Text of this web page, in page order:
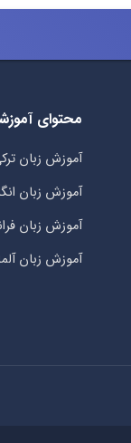
محتوای
آموزش زبان
آموزش زبان
آموزش زبان
آموزش زبان